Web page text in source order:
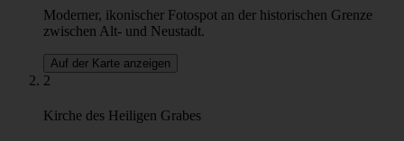
eine transformative Erfahrung an. Buchen Sie jetzt Ihre
außergewöhnliche Tour!
Hinweis: Aufgrund der langen Warteschlangen betreten wir das
eigene Faust zu betreten.